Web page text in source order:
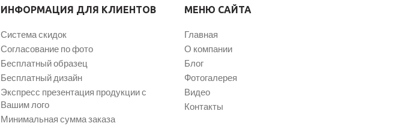
ИНФОРМАЦИЯ ДЛЯ КЛИЕНТОВ
Система скидок
Согласование по фото
Бесплатный образец
Бесплатный дизайн
Экспресс презентация продукции с
Вашим лого
Минимальная сумма заказа
МЕНЮ САЙТА
Главная
О компании
Блог
Фотогалерея
Видео
Контакты